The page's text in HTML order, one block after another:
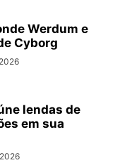
Werdum e
Cyborg
lendas de
em sua